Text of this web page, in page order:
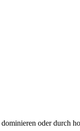
oder durch